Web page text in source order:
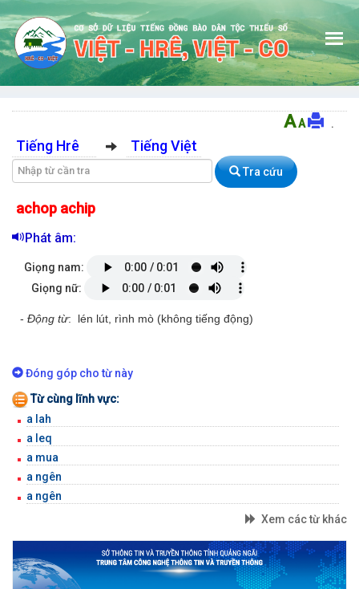
GIỚI THIỆU
TRA TỪ TIẾNG HRÊ
TRA CÂU TIẾNG HRÊ
TRA TỪ TIẾNG CO
TRA CÂU TIẾNG CO
BỘ GÕ
AA .
Tiếng Hrê Tiếng Việt
Tra cứu
achop achip
Phát âm:
Giọng nam:
Giọng nữ:
- Động từ: lén lút, rình mò (không tiếng động)
Đóng góp cho từ này
Từ cùng lĩnh vực:
a lah
a leq
a mua
a ngên
a ngên
Xem các từ khác